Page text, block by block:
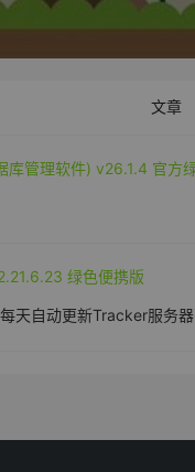
文章
管理软件) v26.1.4 官方
绿色便携版
天自动更新Tracker服务